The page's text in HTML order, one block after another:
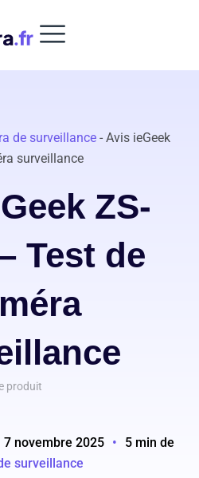
de surveillance - Avis ieGeek
surveillance
ZS-
Test de
produit
7 novembre 2025 •
5 min de
surveillance